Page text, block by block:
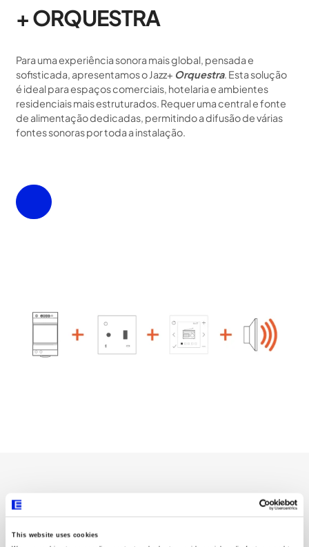
This website uses cookies
+ ORQUESTRA
Para uma experiência sonora mais global, pensada e
sofisticada, apresentamos o Jazz+ Orquestra. Esta solução
é ideal para espaços comerciais, hotelaria e ambientes
residenciais mais estruturados. Requer uma central e fonte
de alimentação dedicadas, permitindo a difusão de várias
fontes sonoras por toda a instalação.
Descubra as Categorias